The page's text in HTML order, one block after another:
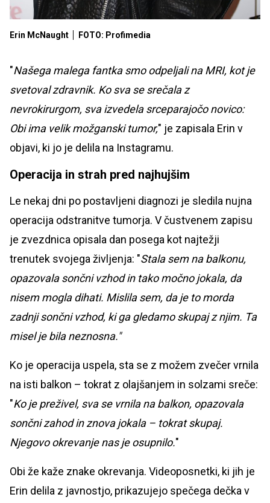
Erin McNaught FOTO: Profimedia
"Našega malega fantka smo odpeljali na MRI, kot je
svetoval zdravnik. Ko sva se srečala z
nevrokirurgom, sva izvedela srceparajočo novico:
Obi ima velik možganski tumor," je zapisala Erin v
objavi, ki jo je delila na Instagramu.
Operacija in strah pred najhujšim
Le nekaj dni po postavljeni diagnozi je sledila nujna
operacija odstranitve tumorja. V čustvenem zapisu
je zvezdnica opisala dan posega kot najtežji
trenutek svojega življenja: "Stala sem na balkonu,
opazovala sončni vzhod in tako močno jokala, da
nisem mogla dihati. Mislila sem, da je to morda
zadnji sončni vzhod, ki ga gledamo skupaj z njim. Ta
misel je bila neznosna."
Ko je operacija uspela, sta se z možem zvečer vrnila
na isti balkon – tokrat z olajšanjem in solzami sreče:
"Ko je preživel, sva se vrnila na balkon, opazovala
sončni zahod in znova jokala – tokrat skupaj.
Njegovo okrevanje nas je osupnilo."
Obi že kaže znake okrevanja. Videoposnetki, ki jih je
Erin delila z javnostjo, prikazujejo spečega dečka v